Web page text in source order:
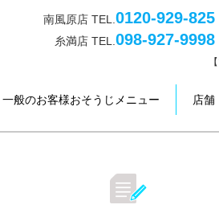
南風原店 TEL. 0120-929-825
糸満店 TEL. 098-927-9998
一般のお客様おそうじメニュー 店舗